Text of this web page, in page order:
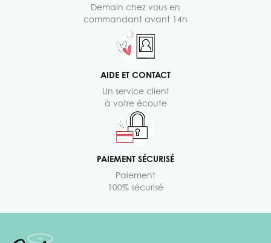
Demain chez vous en
commandant avant 14h
AIDE ET CONTACT
Un service client
à votre écoute
PAIEMENT SÉCURISÉ
Paiement
100% sécurisé